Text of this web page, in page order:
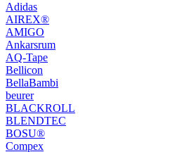
Adidas
AIREX®
AMIGO
Ankarsrum
AQ-Tape
Bellicon
BellaBambi
beurer
BLACKROLL
BLENDTEC
BOSU®
Compex